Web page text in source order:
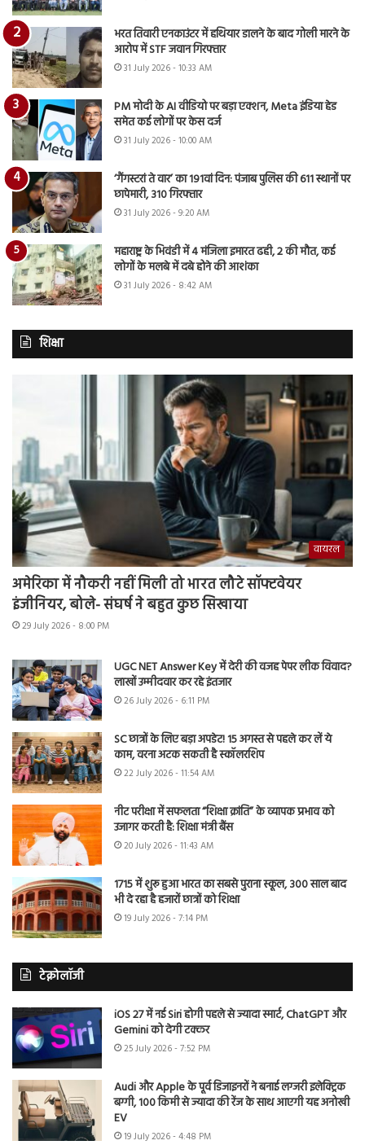
भरत तिवारी एनकाउंटर में हथियार डालने के बाद गोली मारने के
आरोप में STF जवान गिरफ्तार
31 July 2026 - 10:33 AM
PM मोदी के AI वीडियो पर बड़ा एक्शन, Meta इंडिया हेड
समेत कई लोगों पर केस दर्ज
31 July 2026 - 10:00 AM
‘गैंगस्टरां ते वार’ का 191वां दिन: पंजाब पुलिस की 611 स्थानों पर
छापेमारी, 310 गिरफ्तार
31 July 2026 - 9:20 AM
महाराष्ट्र के भिवंडी में 4 मंजिला इमारत ढही, 2 की मौत, कई
लोगों के मलबे में दबे होने की आशंका
31 July 2026 - 8:42 AM
शिक्षा
वायरल
अमेरिका में नौकरी नहीं मिली तो भारत लौटे सॉफ्टवेयर
इंजीनियर, बोले- संघर्ष ने बहुत कुछ सिखाया
29 July 2026 - 8:00 PM
UGC NET Answer Key में देरी की वजह पेपर लीक विवाद?
लाखों उम्मीदवार कर रहे इंतजार
26 July 2026 - 6:11 PM
SC छात्रों के लिए बड़ा अपडेट! 15 अगस्त से पहले कर लें ये
काम, वरना अटक सकती है स्कॉलरशिप
22 July 2026 - 11:54 AM
नीट परीक्षा में सफलता “शिक्षा क्रांति” के व्यापक प्रभाव को
उजागर करती है: शिक्षा मंत्री बैंस
20 July 2026 - 11:43 AM
1715 में शुरू हुआ भारत का सबसे पुराना स्कूल, 300 साल बाद
भी दे रहा है हजारों छात्रों को शिक्षा
19 July 2026 - 7:14 PM
टेक्नोलॉजी
iOS 27 में नई Siri होगी पहले से ज्यादा स्मार्ट, ChatGPT और
Gemini को देगी टक्कर
25 July 2026 - 7:52 PM
Audi और Apple के पूर्व डिजाइनरों ने बनाई लग्जरी इलेक्ट्रिक
बग्गी, 100 किमी से ज्यादा की रेंज के साथ आएगी यह अनोखी
EV
19 July 2026 - 4:48 PM